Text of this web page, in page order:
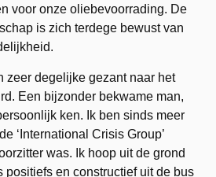
voor onze oliebevoorrading. De
is zich terdege bewust van
zeer degelijke gezant naar het
Een bijzonder bekwame man,
ken. Ik ben sinds meer
‘International Crisis Group’
was. Ik hoop uit de grond
positiefs en constructief uit de bus